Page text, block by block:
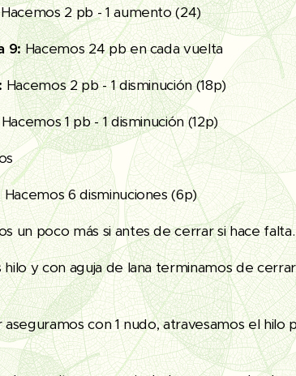
2 pb - 1 aumento (24)
9:Hacemos 24 pb en cada vuelta
Hacemos 2 pb - 1 disminución (18p)
Hacemos 1 pb - 1 disminución (12p)
Hacemos 6 disminuciones (6p)
un poco más si antes de cerrar si hace falta.
hilo y con aguja de lana terminamos de
aseguramos con 1 nudo, atravesamos el